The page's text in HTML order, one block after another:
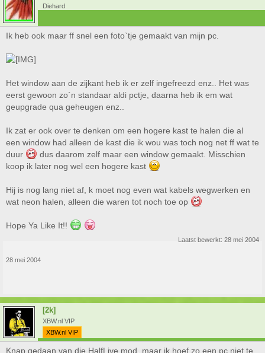
Diehard
Ik heb ook maar ff snel een foto`tje gemaakt van mijn pc.
Het window aan de zijkant heb ik er zelf ingefreezd enz.. Het was
eerst gewoon zo`n standaar aldi pctje, daarna heb ik em wat
geupgrade qua geheugen enz..
Ik zat er ook over te denken om een hogere kast te halen die al
een window had alleen de kast die ik wou was toch nog net ff wat te
duur
dus daarom zelf maar een window gemaakt. Misschien
koop ik later nog wel een hogere kast
Hij is nog lang niet af, k moet nog even wat kabels wegwerken en
wat neon halen, alleen die waren tot noch toe op
Hope Ya Like It!!
Laatst bewerkt: 28 mei 2004
28 mei 2004
[2k]
XBW.nl VIP
XBW.nl VIP
Knap gedaan van die HalfLive mod, maar ik hoef zo een pc niet te